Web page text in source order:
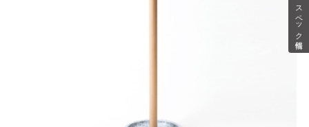
スペック情報